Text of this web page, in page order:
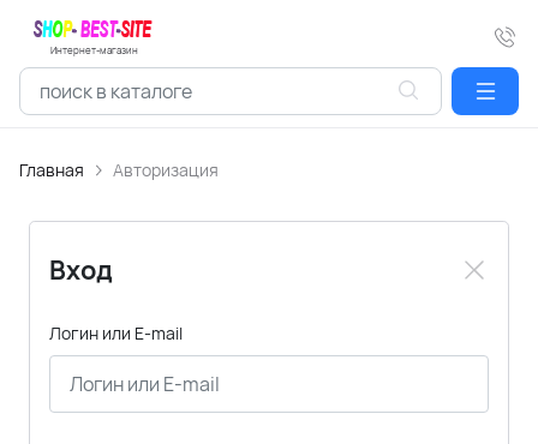
Интернет-магазин
Главная Авторизация
Вход
Логин или E-mail